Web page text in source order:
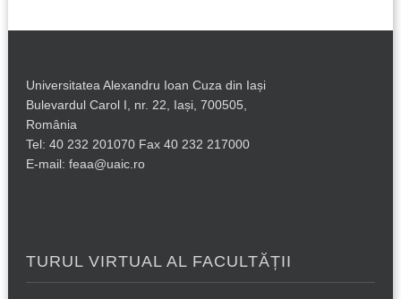
Universitatea Alexandru Ioan Cuza din Iași
Bulevardul Carol I, nr. 22, Iași, 700505,
România
Tel: 40 232 201070 Fax 40 232 217000
E-mail: feaa@uaic.ro
TURUL VIRTUAL AL FACULTĂȚII